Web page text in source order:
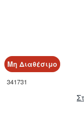
Μη Διαθέσιμο
341731